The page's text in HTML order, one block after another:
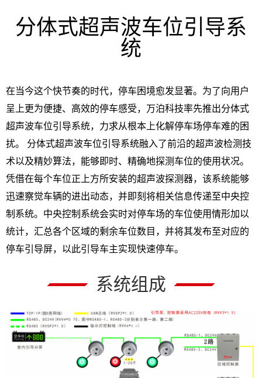
分体式超声波⻋位引导系
统
在当今这个快节奏的时代，停车困境愈发显著。为了向用户
呈上更为便捷、高效的停车感受，万泊科技率先推出分体式
超声波车位引导系统，力求从根本上化解停车场停车难的困
扰。 分体式超声波车位引导系统融入了前沿的超声波检测技
术以及精妙算法，能够即时、精确地探测车位的使用状况。
凭借在每个车位正上方所安装的超声波探测器，该系统能够
迅速察觉车辆的进出动态，并即刻将相关信息传递至中央控
制系统。中央控制系统会实时对停车场的车位使用情形加以
统计，汇总各个区域的剩余车位数目，并将其发布至对应的
停车引导屏，以此引导车主实现快速停车。
系统组成